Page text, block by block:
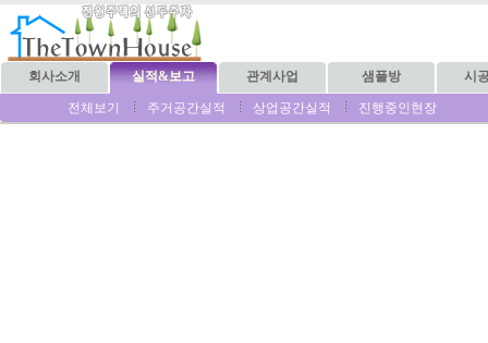
회사소개 실적&보고 관계사업 샘플방 시
전체보기 주거공간실적 상업공간실적 진행중인현장